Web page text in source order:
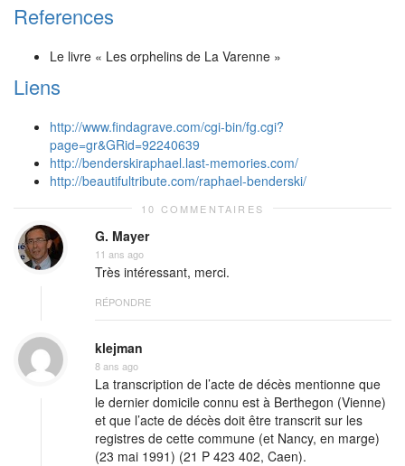
References
Le livre « Les orphelins de La Varenne »
Liens
http://www.findagrave.com/cgi-bin/fg.cgi?
page=gr&GRid=92240639
http://benderskiraphael.last-memories.com/
http://beautifultribute.com/raphael-benderski/
10 COMMENTAIRES
G. Mayer
11 ans ago
Très intéressant, merci.
RÉPONDRE
klejman
8 ans ago
La transcription de l’acte de décès mentionne que
le dernier domicile connu est à Berthegon (Vienne)
et que l’acte de décès doit être transcrit sur les
registres de cette commune (et Nancy, en marge)
(23 mai 1991) (21 P 423 402, Caen).